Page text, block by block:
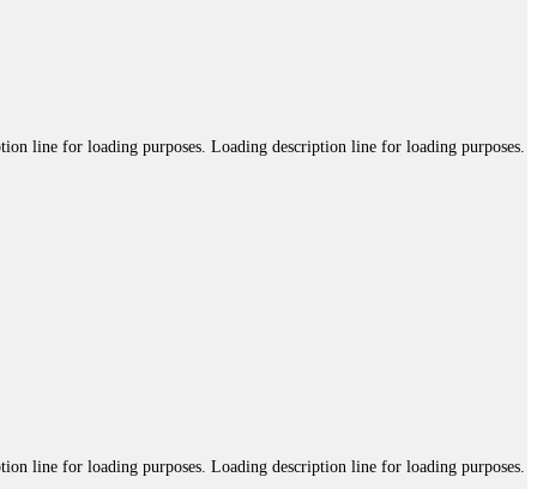
line for loading purposes. Loading description line for loading purposes.
line for loading purposes. Loading description line for loading purposes.